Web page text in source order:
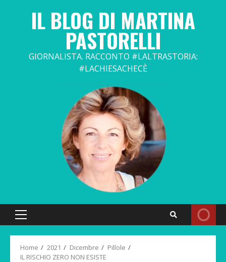
IL BLOG DI MARTINA
PASTORELLI
GIORNALISTA. RACCONTO #LALTRASTORIA:
#LACHIESACHECÈ
Primary
Home 2021 Dicembre
Pillole
IL RISCHIO ZERO NON ESISTE